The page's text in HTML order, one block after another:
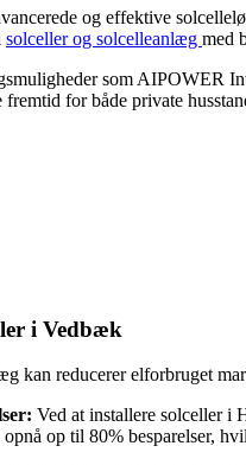
og effektive
solceller og solcelleanlæg med
som AIPOWER
fremtid for både private
i Vedbæk
kan reducerer elforbruget
Ved at installere solceller i
opnå op til 80% besparelser,